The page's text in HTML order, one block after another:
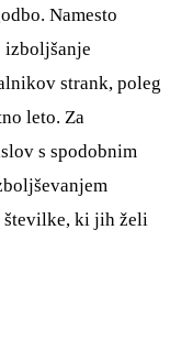
Namesto
izboljšanje
strank, poleg
leto. Za
s spodobnim
številke, ki jih želi